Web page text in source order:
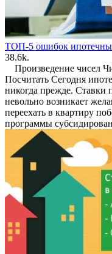
ТОП-5 ошибок
38.6k.
Произведение чисел
Посчитать Сегодня
никогда прежде. Ставки
невольно возникает
переехать в квартиру
программы